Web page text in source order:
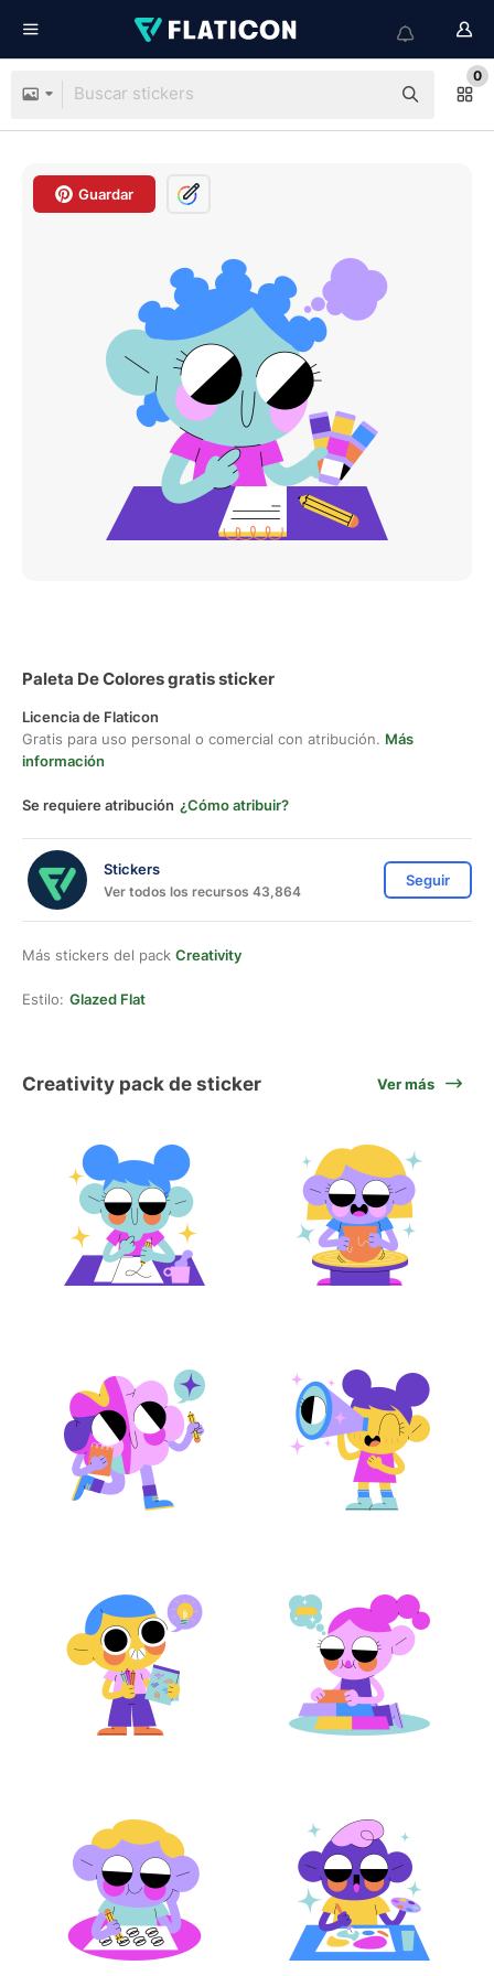
0
Guardar
Paleta De Colores gratis sticker
Licencia de Flaticon
Gratis para uso personal o comercial con atribución. Más
información
Se requiere atribución ¿Cómo atribuir?
Stickers
Ver todos los recursos 43,864
Seguir
Más stickers del pack Creativity
Estilo: Glazed Flat
Creativity pack de sticker Ver más